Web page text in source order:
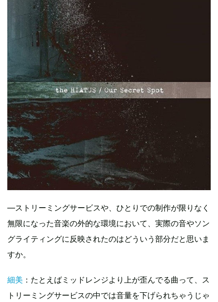
―ストリーミングサービスや、ひとりでの制作が限りなく
無限になった音楽の外的な環境において、実際の音やソン
グライティングに反映されたのはどういう部分だと思いま
すか。
細美 ：たとえばミッドレンジより上が歪んでる曲って、ス
トリーミングサービスの中では音量を下げられちゃうじゃ